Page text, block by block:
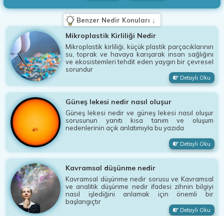
Benzer Nedir Konuları ↓
Mikroplastik Kirliliği Nedir
Mikroplastik kirliliği, küçük plastik parçacıklarının
su, toprak ve havaya karışarak insan sağlığını
ve ekosistemleri tehdit eden yaygın bir çevresel
sorundur
Detaylı Oku
Güneş lekesi nedir nasıl oluşur
Güneş lekesi nedir ve güneş lekesi nasıl oluşur
sorusunun yanıtı kısa tanım ve oluşum
nedenlerinin açık anlatımıyla bu yazıda
Detaylı Oku
Kavramsal düşünme nedir
Kavramsal düşünme nedir sorusu ve Kavramsal
ve analitik düşünme nedir ifadesi zihnin bilgiyi
nasıl işlediğini anlamak için önemli bir
başlangıçtır
Detaylı Oku